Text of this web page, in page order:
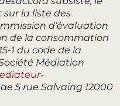
la liste des
d’évaluation
de la consommation
1 du code de la
Médiation
5 rue Salvaing 12000